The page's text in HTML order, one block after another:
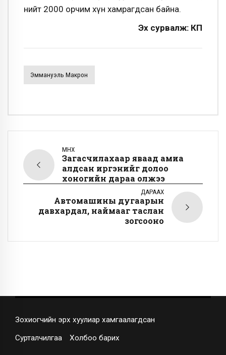
нийт 2000 орчим хүн хамрагдсан байна.
Эх сурвалж: КП
Эммануэль Макрон
ӨМНӨХ
Загасчилахаар яваад амиа
алдсан иргэнийг долоо
хоногийн дараа олжээ
ДАРААХ
Автомашины дугаарын
давхардал, наймааг таслан
зогсооно
Зохиогчийн эрх хуулиар хамгаалагдсан
Сурталчилгаа Холбоо барих